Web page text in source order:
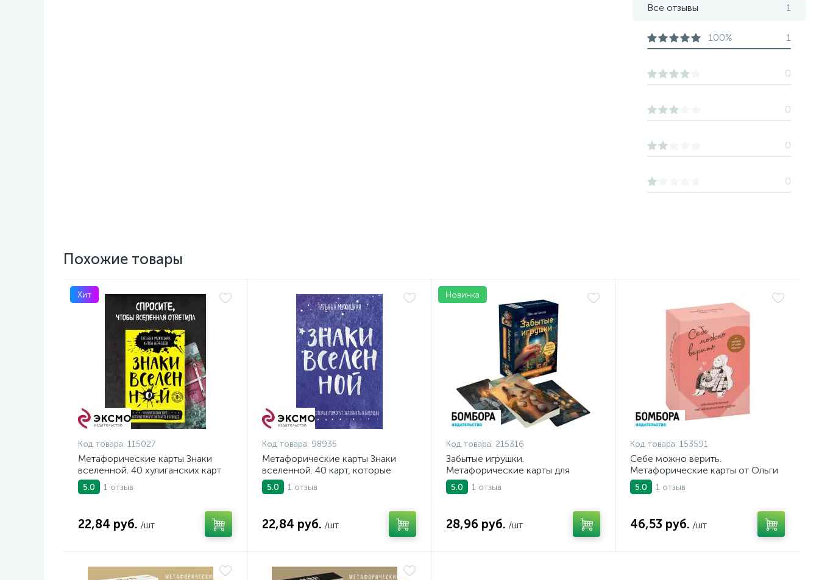
Все отзывы 1
100% 1
0
0
0
0
Похожие товары
Хит
Код товара: 115027
Метафорические карты Знаки
вселенной. 40 хулиганских карт
5.0 1 отзыв
22,84 руб. /шт
Код товара: 98935
Метафорические карты Знаки
вселенной. 40 карт, которые
помогут заглянуть в будущее
5.0 1 отзыв
22,84 руб. /шт
Новинка
Код товара: 215316
Забытые игрушки.
Метафорические карты для
внутреннего ребёнка
5.0 1 отзыв
28,96 руб. /шт
Код товара: 153591
Себе можно верить.
Метафорические карты от Ольги
Примаченко, 60 карт и
руководство
5.0 1 отзыв
46,53 руб. /шт